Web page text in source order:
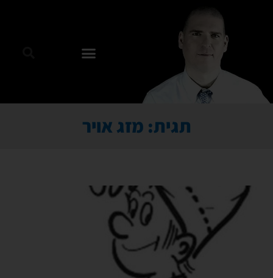
תגית: מזג אויר